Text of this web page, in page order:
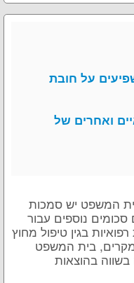
על חובת
ואחרים של
המשפט יש סמכות
נוספים עבור
בגין טיפול מחוץ
בית המשפט
בהוצאות